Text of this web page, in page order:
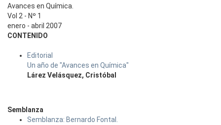
Avances en Química.
Vol 2 - Nº 1
enero - abril 2007
CONTENIDO
Editorial
Un año de "Avances en Química"
Lárez Velásquez, Cristóbal
Semblanza
Semblanza: Bernardo Fontal.